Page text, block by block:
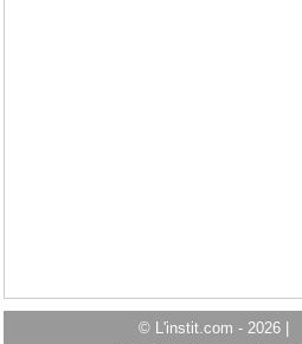
© L'instit.com - 2026 |